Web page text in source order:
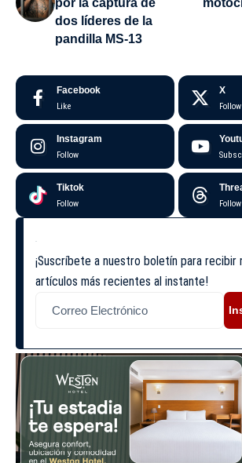
dos líderes de la
pandilla MS-13
Facebook
Like
X
Follow
Instagram
Follow
Tiktok
Follow Follow
¡Suscríbete a nuestro boletín para recibir
artículos más recientes al instante!